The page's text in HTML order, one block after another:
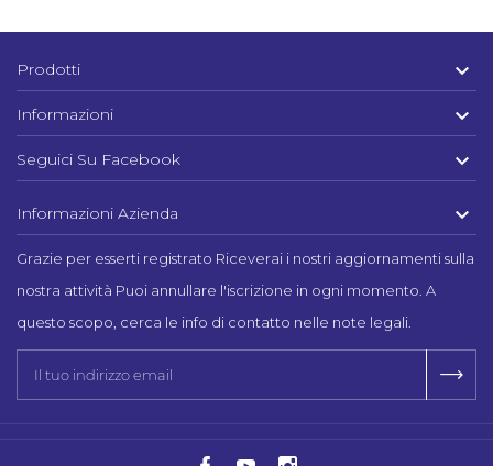
Informazioni Azienda 
Grazie per esserti registrato Riceverai i nostri aggiornamenti sulla
nostra attività Puoi annullare l'iscrizione in ogni momento. A
questo scopo, cerca le info di contatto nelle note legali.
Prodotti 
Informazioni 
Seguici Su Facebook 